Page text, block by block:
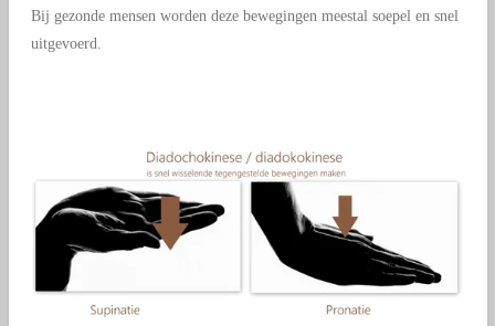
Bij gezonde mensen worden deze bewegingen meestal soepel en snel
uitgevoerd.